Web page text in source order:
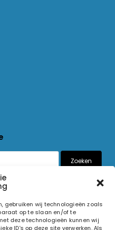
gebruiken wij technologieën zoals
op te slaan en/of te
deze technologieën kunnen wij
ID's op deze site verwerken. Als
Zoeken